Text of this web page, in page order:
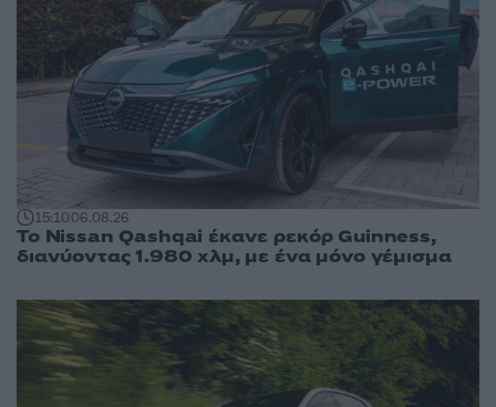
15:1006.08.26
Το Nissan Qashqai έκανε ρεκόρ Guinness,
διανύοντας 1.980 χλμ, με ένα μόνο γέμισμα